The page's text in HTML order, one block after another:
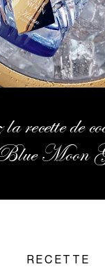
recette de
Blue Moon
RECETTE